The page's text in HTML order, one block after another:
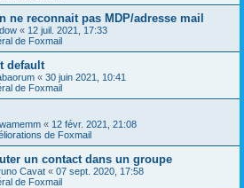
ne reconnait pas MDP/adresse mail
« 12 juil. 2021, 17:33
de Foxmail
default
« 30 juin 2021, 10:41
de Foxmail
« 12 févr. 2021, 21:08
de Foxmail
un contact dans un groupe
Cavat « 07 sept. 2020, 17:58
de Foxmail